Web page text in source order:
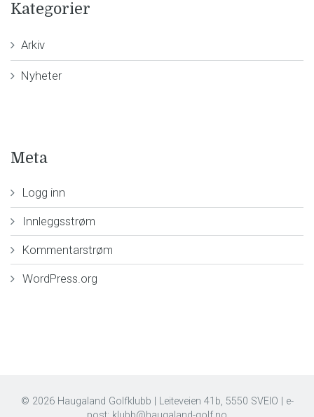
Kategorier
Arkiv
Nyheter
Meta
Logg inn
Innleggsstrøm
Kommentarstrøm
WordPress.org
© 2026 Haugaland Golfklubb | Leiteveien 41b, 5550 SVEIO | e-